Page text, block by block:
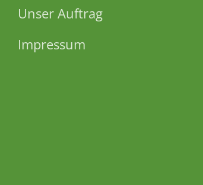
Unser Auftrag
Impressum